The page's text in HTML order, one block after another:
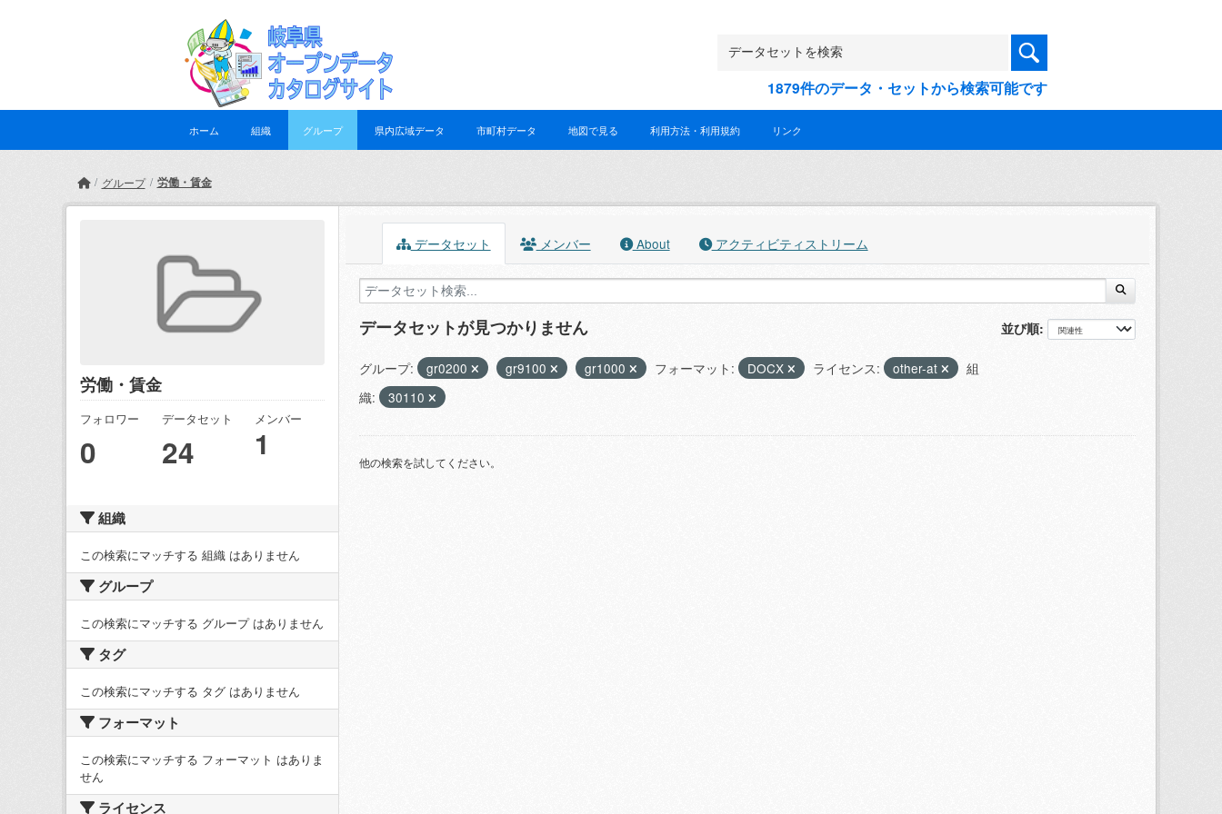
1879件のデータ・セットから検索可能です
ホーム 組織 グループ 県内広域データ 市町村データ 地図で見る 利用方法・利用規約 リンク
グループ 労働・賃金
労働・賃金
フォロワー
0
データセット
24
メンバー
1
組織
この検索にマッチする 組織 はありません
グループ
この検索にマッチする グループ はありません
タグ
この検索にマッチする タグ はありません
フォーマット
この検索にマッチする フォーマット はありま
せん
ライセンス
データセット メンバー About アクティビティストリーム
並び順
データセットが見つかりません
グループ: gr0200 gr9100 gr1000 フォーマット: DOCX ライセンス: other-at
組
織:
30110
他の検索を試してください。